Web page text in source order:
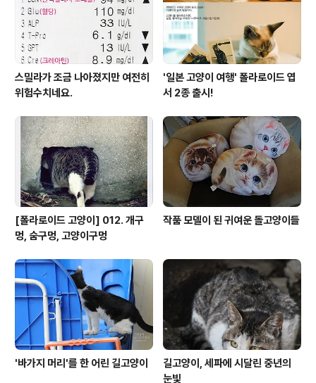
스밀라가 조금 나아졌지만 여전히
위험수치네요.
'일본 고양이 여행' 폴라로이드 엽
서 2종 출시!
[폴라로이드 고양이] 012. 개구
멍, 숨구멍, 고양이구멍
작품 모델이 된 귀여운 돌고양이들
'바가지 머리'를 한 어린 길고양이
길고양이, 세파에 시달린 중년의
눈빛